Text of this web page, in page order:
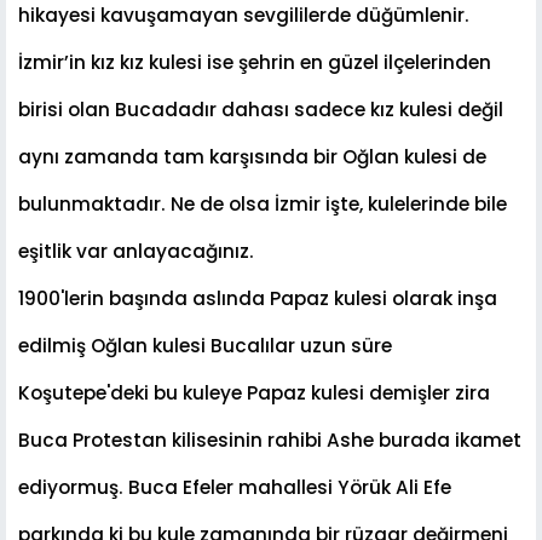
hikayesi kavuşamayan sevgililerde düğümlenir.
İzmir’in kız kız kulesi iseşehrin en güzel ilçelerinden
birisi olan Bucadadır dahası sadece kız kulesi değil
aynı zamanda tam karşısında bir Oğlan kulesi de
bulunmaktadır. Ne de olsa İzmir işte, kulelerinde bile
eşitlik var anlayacağınız.
1900'lerin başında aslında Papaz kulesi olarak inşa
edilmiş Oğlan kulesi Bucalılar uzun süre
Koşutepe'deki bu kuleye Papaz kulesi demişler zira
Buca Protestan kilisesinin rahibi Ashe burada ikamet
ediyormuş. Buca Efeler mahallesi Yörük Ali Efe
parkında ki bu kule zamanında bir rüzgar değirmeni